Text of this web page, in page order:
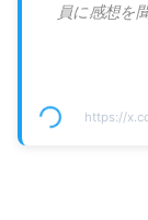
員に感想を
https://